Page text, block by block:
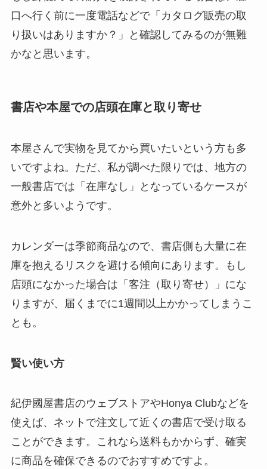
口へ行く前に一度電話などで「カタログ販売の取
り扱いはありますか？」と確認してみるのが無難
かなと思います。
書店や本屋での店頭在庫と取り寄せ
本屋さんで実物を見てから買いたいという方も多
いですよね。ただ、私が調べた限りでは、地方の
一般書店では「在庫なし」となっているケースが
意外と多いようです。
カレンダーは季節商品なので、書店側も大量に在
庫を抱えるリスクを避ける傾向にあります。もし
店頭になかった場合は「客注（取り寄せ）」にな
りますが、届くまでに1週間以上かかってしまうこ
とも。
賢い使い方
紀伊國屋書店のウェブストアやHonya Clubなどを
使えば、ネットで注文して近くの書店で受け取る
ことができます。これなら送料もかからず、確実
に商品を確保できるのでおすすめですよ。